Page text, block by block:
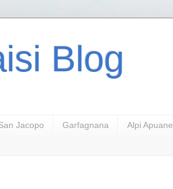
Blog
Jacopo Garfagnana Alpi Apuane